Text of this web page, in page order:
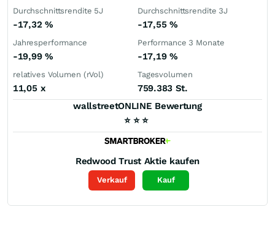
Durchschnittsrendite 5J
-17,32 %
Durchschnittsrendite 3J
-17,55 %
Jahresperformance
-19,99 %
Performance 3 Monate
-17,19 %
relatives Volumen (rVol)
11,05 x
Tagesvolumen
759.383 St.
wallstreetONLINE Bewertung
⭐ ⭐ ⭐
Redwood Trust Aktie kaufen
Verkauf Kauf